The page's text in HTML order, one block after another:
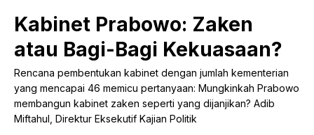
Kabinet Prabowo: Zaken
atau Bagi-Bagi Kekuasaan?
Rencana pembentukan kabinet dengan jumlah kementerian
yang mencapai 46 memicu pertanyaan: Mungkinkah Prabowo
membangun kabinet zaken seperti yang dijanjikan? Adib
Miftahul, Direktur Eksekutif Kajian Politik